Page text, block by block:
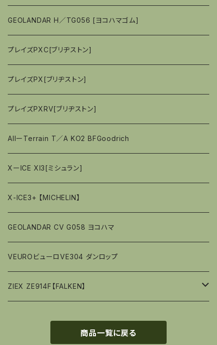
17ｲﾝﾁ
18ｲﾝﾁ
GEOLANDAR H／TG056 [ヨコハマゴム]
プレイズPXC[ブリヂストン]
プレイズPX[ブリヂストン]
プレイズPXRV[ブリヂストン]
AllーTerrain T／A KO2 BFGoodrich
XーICE XI3[ミシュラン]
X-ICE3+ 【MICHELIN】
GEOLANDAR CV G058 ヨコハマ
VEUROビューロVE304 ダンロップ
ZIEX ZE914F【FALKEN】
商品一覧に戻る